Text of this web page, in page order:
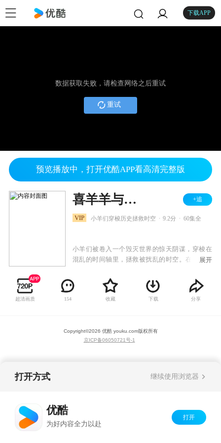
下载APP
数据获取失败，请检查网络之后重试
重试
预览播放中，打开优酷APP看高清完整版
喜羊羊与灰太狼之跨时空救兵 +追
VIP 小羊们穿梭历史拯救时空 9.2分 60集全
小羊们被卷入一个毁灭世界的惊天阴谋，穿梭在
混乱的时间轴里，拯救被扰乱的时空。在这一次
个受到影响的老朋友，更在这一过程里，发现一
些当年隐藏在背后的真相，在逐步接近的灭世危
机中，小羊们该如何保护眼前的朋友们呢？
展开
超清画质 154 收藏 下载 分享
Copyright©2026 优酷 youku.com版权所有
京ICP备06050721号-1
打开方式 继续使用浏览器
优酷
为好内容全力以赴
打开